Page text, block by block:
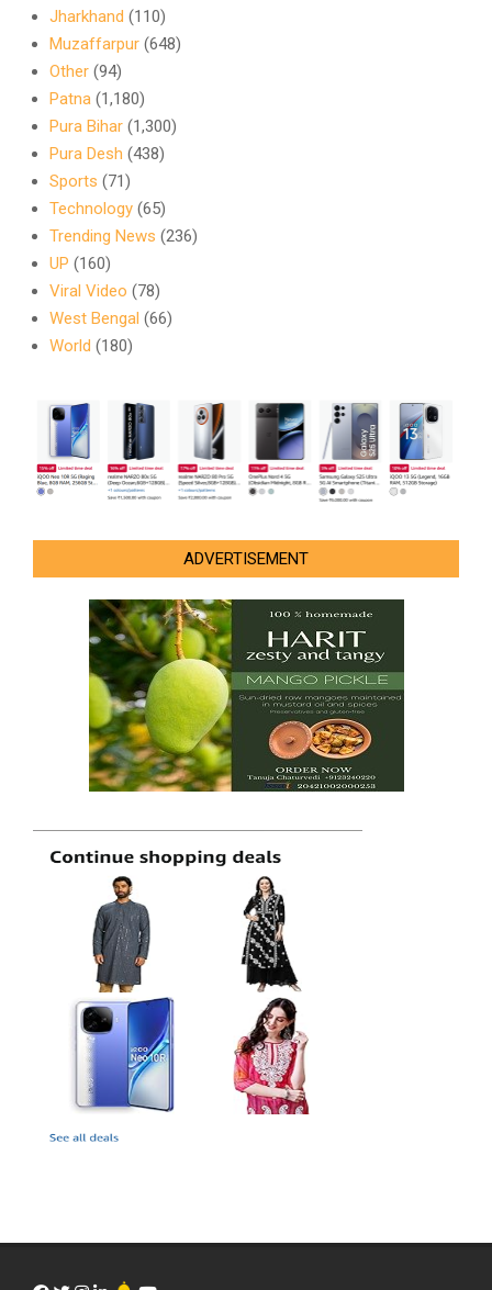
Jharkhand (110)
Muzaffarpur (648)
Other (94)
Patna (1,180)
Pura Bihar (1,300)
Pura Desh (438)
Sports (71)
Technology (65)
Trending News (236)
UP (160)
Viral Video (78)
West Bengal (66)
World (180)
ADVERTISEMENT